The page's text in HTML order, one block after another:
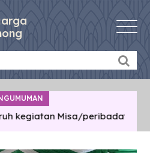
Misa/peribadatan/